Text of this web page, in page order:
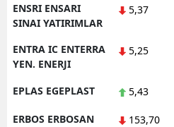
ENSRI ENSARI
SINAI YATIRIMLAR
5,37
ENTRA IC ENTERRA
YEN. ENERJI
5,25
EPLAS EGEPLAST 5,43
ERBOS ERBOSAN 153,70